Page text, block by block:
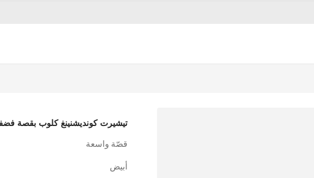
تيشيرت كونديشنينغ كلوب بقصة
قصّة واسعة
أبيض